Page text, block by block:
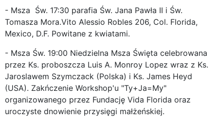
- Msza Św. 17:30 parafia Św. Jana Pawła II i Św.
Tomasza Mora.Vito Alessio Robles 206, Col. Florida,
Mexico, D.F. Powitane z kwiatami.
- Msza Św. 19:00 Niedzielna Msza Święta celebrowana
przez Ks. proboszcza Luis A. Monroy Lopez wraz z Ks.
Jaroslawem Szymczack (Polska) i Ks. James Heyd
(USA). Zakńczenie Workshop'u "Ty+Ja=My"
organizowanego przez Fundację Vida Florida oraz
uroczyste dnowienie przysięgi małżeńskiej.